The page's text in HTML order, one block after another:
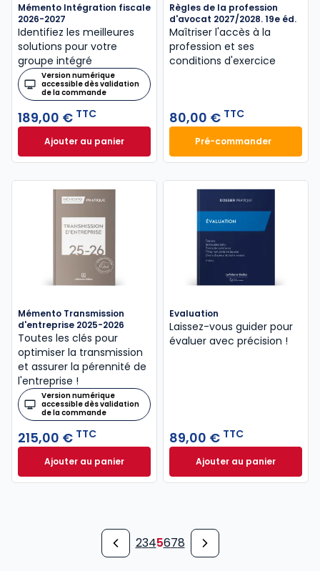
Mémento Intégration fiscale
2026-2027
Identifiez les meilleures
solutions pour votre
groupe intégré
Version numérique
accessible dès validation
de la commande
189,00 € TTC
Ajouter au panierMémento Intégration fiscale 2026-2027 à 189,00 €
Règles de la profession
d'avocat 2027/2028. 19e éd.
Maîtriser l'accès à la
profession et ses
conditions d'exercice
80,00 € TTC
Pré-commander
Règles de la
Mémento Transmission
d'entreprise 2025-2026
Toutes les clés pour
optimiser la transmission
et assurer la pérennité de
l'entreprise !
Version numérique
accessible dès validation
de la commande
215,00 € TTC
Ajouter au panierMémento Transmission d'entreprise 2025-2026 à
Evaluation
Laissez-vous guider pour
évaluer avec précision !
89,00 € TTC
Ajouter au panier
Evaluation à
2345678